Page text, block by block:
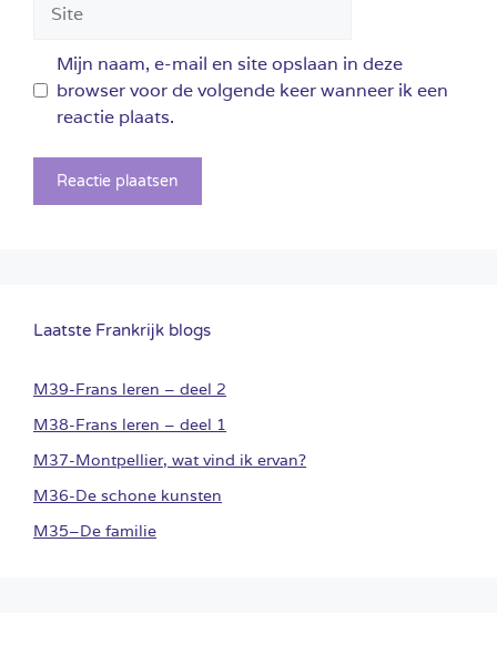
Mijn naam, e-mail en site opslaan in deze
browser voor de volgende keer wanneer ik een
reactie plaats.
Laatste Frankrijk blogs
M39-Frans leren – deel 2
M38-Frans leren – deel 1
M37-Montpellier, wat vind ik ervan?
M36-De schone kunsten
M35–De familie